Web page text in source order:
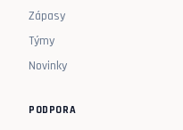
Zápasy
Týmy
Novinky
PODPORA